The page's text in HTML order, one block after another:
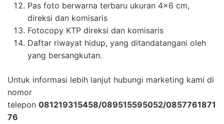
Pas foto berwarna terbaru ukuran 4×6 cm,
direksi dan komisaris
Fotocopy KTP direksi dan komisaris
Daftar riwayat hidup, yang ditandatangani oleh
yang bersangkutan.
Untuk informasi lebih lanjut hubungi marketing kami di
nomor
telepon 081219315458/089515595052/0857761871
76